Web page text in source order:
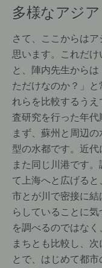
多様なアジア
さて、ここからは
思います。これだ
と、陣内先生から
ただけなのか？」
れらを比較するう
査研究を行った年代
まず、蘇州と周辺
型の水都です。近
また同じ川港です
て上海へと広げる
市とが川で密接に
らしていることに
を調べるのではな
まちとも比較し、
とで、はじめて都